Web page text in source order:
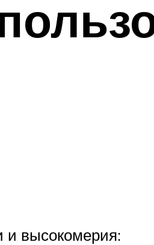
и высокомерия: